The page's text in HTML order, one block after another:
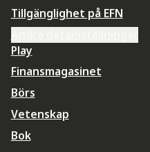
Tillgänglighet på EFN
Play
Finansmagasinet
Börs
Vetenskap
Bok